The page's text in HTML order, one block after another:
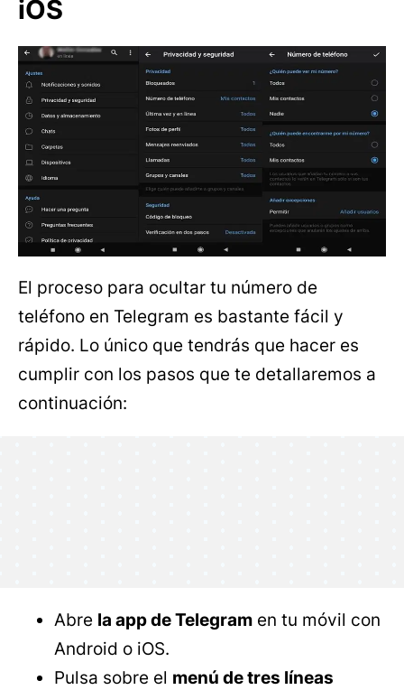
iOS
El proceso para ocultar tu número de
teléfono en Telegram es bastante fácil y
rápido. Lo único que tendrás que hacer es
cumplir con los pasos que te detallaremos a
continuación:
Abre la app de Telegram en tu móvil con
Android o iOS.
Pulsa sobre el menú de tres líneas